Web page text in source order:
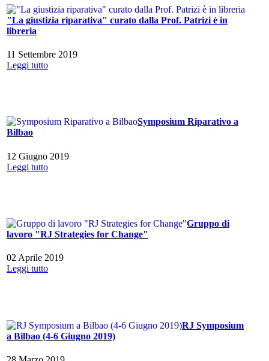
"La giustizia riparativa" curato dalla Prof. Patrizi è in
libreria
11 Settembre 2019
Leggi tutto
Symposium Riparativo a
Bilbao
12 Giugno 2019
Leggi tutto
Gruppo di
lavoro "RJ Strategies for Change"
02 Aprile 2019
Leggi tutto
RJ Symposium
a Bilbao (4-6 Giugno 2019)